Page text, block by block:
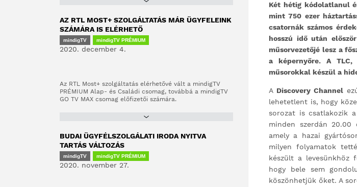
AZ RTL MOST+ SZOLGÁLTATÁS MÁR ÜGYFELEINK
SZÁMÁRA IS ELÉRHETŐ
mindigTV mindigTV PRÉMIUM
2020. december 4.
Az RTL Most+ szolgáltatás elérhetővé vált a mindigTV
PRÉMIUM Alap- és Családi csomag, továbbá a mindigTV
GO TV MAX csomag előfizetői számára.
BUDAI ÜGYFÉLSZOLGÁLATI IRODA NYITVA
TARTÁS VÁLTOZÁS
mindigTV mindigTV PRÉMIUM
2020. november 27.
Két hétig kódolatlanul
mint 750 ezer
csatornák számos
hosszú idő után
műsorvezetőjé lesz a
a képernyőre. A TLC,
műsorokkal készül a
A Discovery Channel
lehetetlent is, hogy
sorozat is csatlakozik
minden szerdán
amely a hazai
milyen folyamatok
készült a levesünkhöz
hogy bele sem
köszönhetjük őket. A